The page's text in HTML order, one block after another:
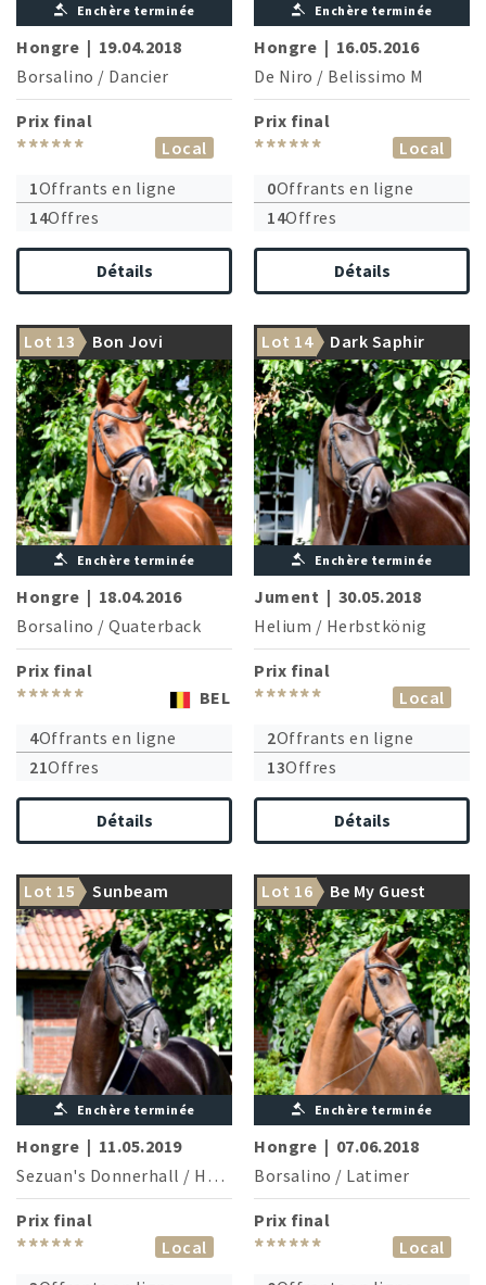
Enchère terminée
Hongre | 19.04.2018
Borsalino / Dancier
Prix final
******
Local
1Offrants en ligne
14Offres
Détails
Enchère terminée
Hongre | 16.05.2016
De Niro / Belissimo M
Prix final
******
Local
0Offrants en ligne
14Offres
Détails
Lot 13 Bon Jovi
Enchère terminée
Hongre | 18.04.2016
Borsalino / Quaterback
Prix final
******
BEL
4Offrants en ligne
21Offres
Détails
Lot 14 Dark Saphir
Enchère terminée
Jument | 30.05.2018
Helium / Herbstkönig
Prix final
******
Local
2Offrants en ligne
13Offres
Détails
Lot 15 Sunbeam
Enchère terminée
Hongre | 11.05.2019
Sezuan's Donnerhall / Hohenstein
Prix final
******
Local
Lot 16 Be My Guest
Enchère terminée
Hongre | 07.06.2018
Borsalino / Latimer
Prix final
******
Local